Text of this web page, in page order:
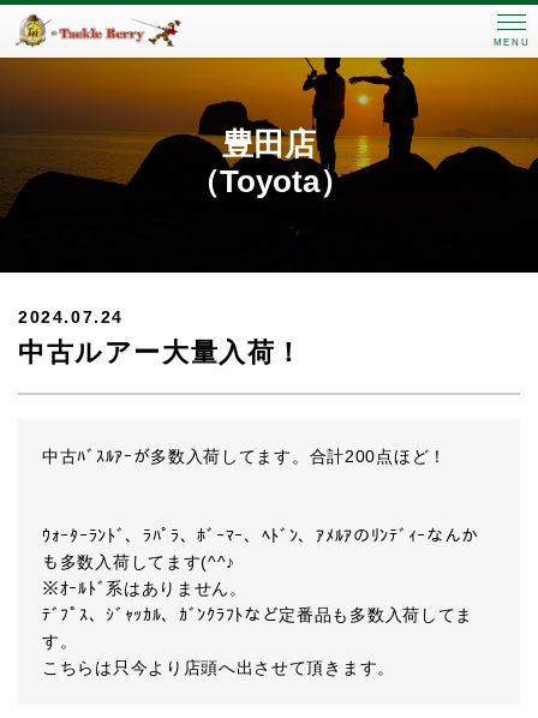
MENU
豊田店
（Toyota）
2024.07.24
中古ルアー大量入荷！
中古ﾊﾞｽﾙｱｰが多数入荷してます。合計200点ほど！
ｳｫｰﾀｰﾗﾝﾄﾞ、ﾗﾊﾟﾗ、ﾎﾞｰﾏｰ、ﾍﾄﾞﾝ、ｱﾒﾙｱのﾘﾝﾃﾞｨｰなんか
も多数入荷してます(^^♪
※ｵｰﾙﾄﾞ系はありません。
ﾃﾞﾌﾟｽ、ｼﾞｬｯｶﾙ、ｶﾞﾝｸﾗﾌﾄなど定番品も多数入荷してま
す。
こちらは只今より店頭へ出させて頂きます。